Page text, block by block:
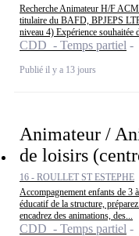
Recherche Animateur H/F
titulaire du BAFD, BPJEPS
niveau 4) Expérience souhaitée
CDD - Temps partiel
Publié il y a 13 jours
Animateur /
de loisirs
16 - ROULLET ST ESTEPHE
Accompagnement enfants de 3
éducatif de la structure,
encadrez des animations, des...
CDD - Temps partiel